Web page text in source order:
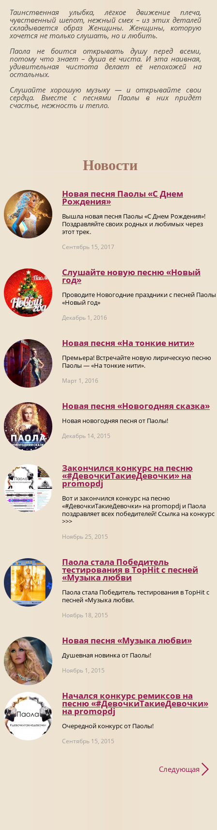
Таинственная улыбка, лёгкое движение плеча,
чувственный шепот, нежный смех – из этих деталей
складывается образ Женщины. Женщины, которую
хочется не только слушать, но и любить.
Паола не боится открывать душу перед всеми,
потому что знает – душа её чиста. И эта наивная,
удивительная чистота делает её непохожей на
остальных.
Слушайте хорошую музыку — и открывайте свои
сердца. Вместе с песнями Паолы в них придёт
счастье, нежность и тепло.
Новости
Новая песня Паолы «С Днем
Рождения»
Вышла новая песня Паолы «С Днем Рождения»!
Поздравляйте своих родных и любимых через
этот трек.
Сентябрь 15, 2017
Слушайте новую песню «Новый
год»
Проводите Новогодние праздники с песней Паолы
«Новый год»
Декабрь 1, 2016
Новая песня «На тонкие нити»
Премьера! Встречайте новую лирическую песню
Паолы — «На тонкие нити».
Март 1, 2016
Новая песня «Новогодняя сказка»
Новая новогодняя песня от Паолы!
Декабрь 14, 2015
Закончился конкурс на песню
«#ДевочкиТакиеДевочки» на
promоpdj
Вот и закончился конкурс на песню
«#ДевочкиТакиеДевочки» на promоpdj и Паола
поздравляет всех победителей! Ссылка на конкурс
>>>
Ноябрь 25, 2015
Паола стала Победитель
тестирования в TopHit с песней
«Музыка любви
Паола стала Победитель тестирования в TopHit с
песней «Музыка любви.
Ноябрь 18, 2015
Новая песня «Музыка любви»
Душевная новинка от Паолы!
Ноябрь 1, 2015
Начался конкурс ремиксов на
песню «#ДевочкиТакиеДевочки»
на promоpdj
Очередной конкурс от Паолы!
Сентябрь 15, 2015
Следующая